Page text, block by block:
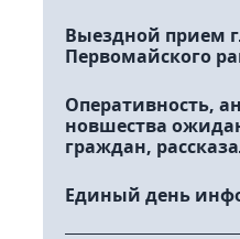
Выездной прием
Первомайского
Оперативность,
новшества
граждан,
Единый день